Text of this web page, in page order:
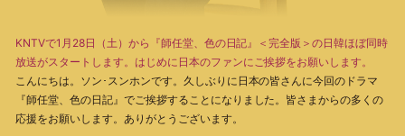
KNTVで1月28日（土）から『師任堂、色の日記』＜完全版＞の日韓ほぼ同時
放送がスタートします。はじめに日本のファンにご挨拶をお願いします。
こんにちは。ソン･スンホンです。久しぶりに日本の皆さんに今回のドラマ
『師任堂、色の日記』でご挨拶することになりました。皆さまからの多くの
応援をお願いします。ありがとうございます。